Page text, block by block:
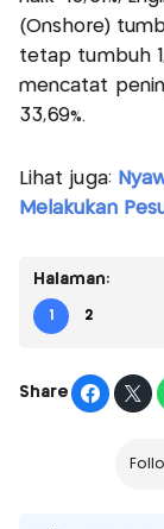
(Onshore)
tetap tumbuh
mencatat
33,69%.
Lihat juga:
Melakukan
Halaman:
1 2
Share